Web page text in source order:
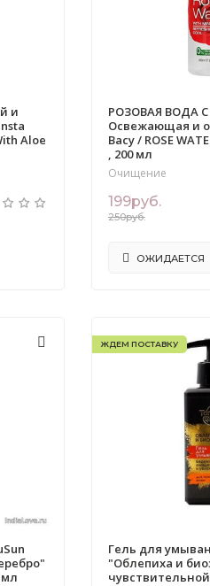
и
Aloe
РОЗОВАЯ ВОДА
Освежающая и
Васу / ROSE
, 200 мл
Очищение
199руб.
250руб.
ОЖИДАЕТСЯ
ЖДЕМ ПОСТАВКУ
Гель для
"Облепиха и